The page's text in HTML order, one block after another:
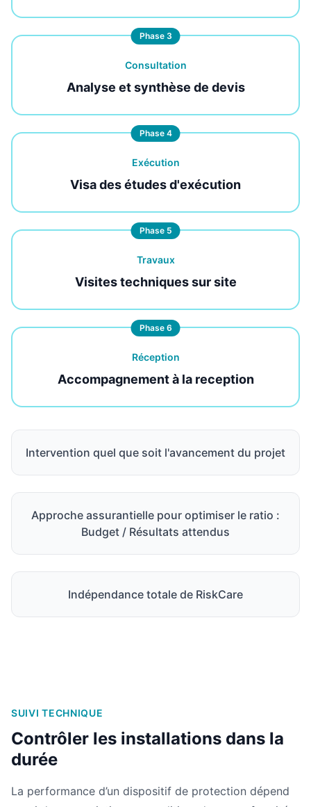
Phase 3
Consultation
Analyse et synthèse de devis
Phase 4
Exécution
Visa des études d'exécution
Phase 5
Travaux
Visites techniques sur site
Phase 6
Réception
Accompagnement à la reception
Intervention quel que soit l'avancement du projet
Approche assurantielle pour optimiser le ratio :
Budget / Résultats attendus
Indépendance totale de RiskCare
SUIVI TECHNIQUE
Contrôler les installations dans la
durée
La performance d’un dispositif de protection dépend